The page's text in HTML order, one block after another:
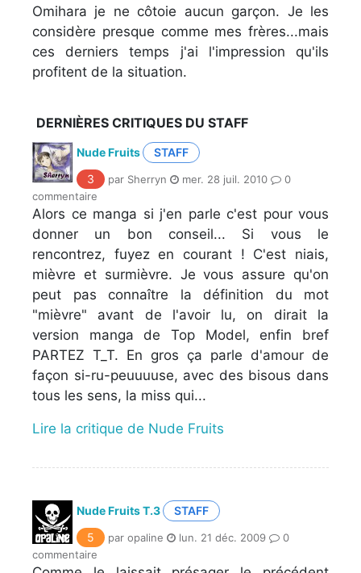
Omihara je ne côtoie aucun garçon. Je les
considère presque comme mes frères...mais
ces derniers temps j'ai l'impression qu'ils
profitent de la situation.
DERNIÈRES CRITIQUES DU STAFF
Nude Fruits
STAFF
3
par Sherryn mer. 28 juil. 2010
0
commentaire
Alors ce manga si j'en parle c'est pour vous
donner un bon conseil... Si vous le
rencontrez, fuyez en courant ! C'est niais,
mièvre et surmièvre. Je vous assure qu'on
peut pas connaître la définition du mot
"mièvre" avant de l'avoir lu, on dirait la
version manga de Top Model, enfin bref
PARTEZ T_T. En gros ça parle d'amour de
façon si-ru-peuuuuse, avec des bisous dans
tous les sens, la miss qui...
Lire la critique de Nude Fruits
Nude Fruits T.3
STAFF
5
par opaline lun. 21 déc. 2009
0
commentaire